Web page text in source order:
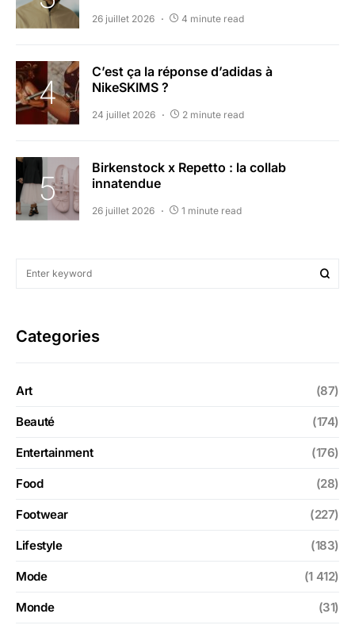
26 juillet 2026 4 minute read
C’est ça la réponse d’adidas à
NikeSKIMS ?
24 juillet 2026 2 minute read
Birkenstock x Repetto : la collab
innatendue
26 juillet 2026 1 minute read
Categories
Art (87)
Beauté (174)
Entertainment (176)
Food (28)
Footwear (227)
Lifestyle (183)
Mode (1 412)
Monde (31)